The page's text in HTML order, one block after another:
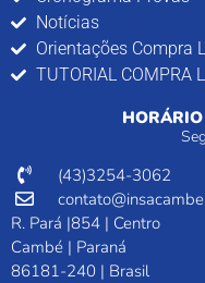
Notícias
Orientações Compra
TUTORIAL COMPRA
(43)3254-3062
R. Pará |854 | Centro
Cambé | Paraná
86181-240 | Brasil